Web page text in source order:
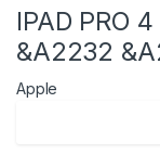
IPAD PRO
&A2232
Apple